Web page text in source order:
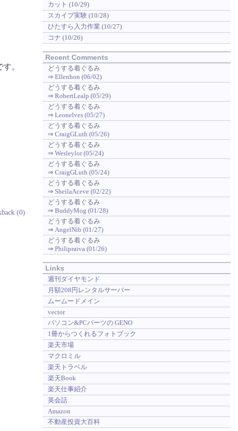
。
(0)
カット (10/29)
スカイプ実験(10/28)
ひたすら入力作業 (10/27)
コナ (10/26)
Recent Comments
どうする着ぐるみ
⇒ Ellenhon (06/02)
どうする着ぐるみ
⇒ RobertLealp (05/29)
どうする着ぐるみ
⇒ Leonelves (05/27)
どうする着ぐるみ
⇒ CraigGLuth (05/26)
どうする着ぐるみ
⇒ Wesleylor (05/24)
どうする着ぐるみ
⇒ CraigGLuth (05/24)
どうする着ぐるみ
⇒ SheilaAceve (02/22)
どうする着ぐるみ
⇒ BuddyMog (01/28)
どうする着ぐるみ
⇒ AngelNib (01/27)
どうする着ぐるみ
⇒ Philipraiva (01/26)
Links
週刊ダイヤモンド
月額208円レンタルサーバー
ムームードメイン
vector
パソコン&PCパーツの GENO
1冊からつくれるフォトブック
楽天市場
マクロミル
楽天トラベル
楽天Book
楽天仕事紹介
英会話
Amazon
不動産投資大百科